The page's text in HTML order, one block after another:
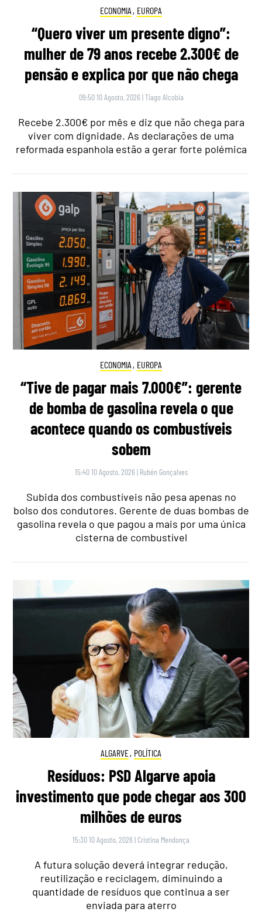
ECONOMIA , EUROPA
“Quero viver um presente digno”:
mulher de 79 anos recebe 2.300€ de
pensão e explica por que não chega
09:50 10 Agosto, 2026 |Tiago Alcobia
Recebe 2.300€ por mês e diz que não chega para
viver com dignidade. As declarações de uma
reformada espanhola estão a gerar forte polémica
ECONOMIA , EUROPA
“Tive de pagar mais 7.000€”: gerente
de bomba de gasolina revela o que
acontece quando os combustíveis
sobem
15:40 10 Agosto, 2026 | Rubén Gonçalves
Subida dos combustíveis não pesa apenas no
bolso dos condutores. Gerente de duas bombas de
gasolina revela o que pagou a mais por uma única
cisterna de combustível
ALGARVE, POLÍTICA
Resíduos: PSD Algarve apoia
investimento que pode chegar aos 300
milhões de euros
15:30 10 Agosto, 2026 | Cristina Mendonça
A futura solução deverá integrar redução,
reutilização e reciclagem, diminuindo a
quantidade de resíduos que continua a ser
enviada para aterro